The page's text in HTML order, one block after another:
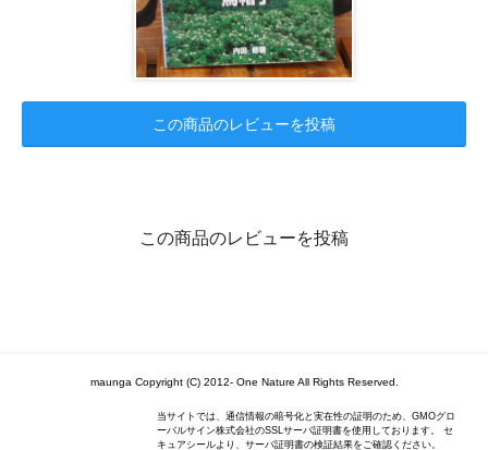
この商品のレビューを投稿
この商品のレビューを投稿
maunga Copyright (C) 2012- One Nature All Rights Reserved.
当サイトでは、通信情報の暗号化と実在性の証明のため、GMOグロ
ーバルサイン株式会社のSSLサーバ証明書を使用しております。 セ
キュアシールより、サーバ証明書の検証結果をご確認ください。